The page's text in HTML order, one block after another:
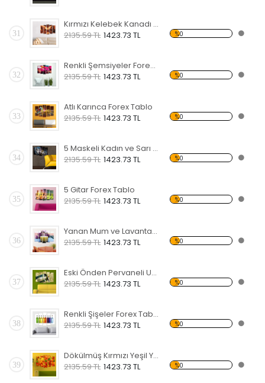
31
Kırmızı Kelebek Kanadı Forex Tablo
2135.59 TL 1423.73 TL %0
32
Renkli Şemsiyeler Forex Tablo
2135.59 TL 1423.73 TL %0
33
Atlı Karınca Forex Tablo
2135.59 TL 1423.73 TL %0
34
5 Maskeli Kadın ve Sarı Koltuk Forex Tablo
2135.59 TL 1423.73 TL %0
35
5 Gitar Forex Tablo
2135.59 TL 1423.73 TL %0
36
Yanan Mum ve Lavanta Forex Tablo
2135.59 TL 1423.73 TL %0
37
Eski Önden Pervaneli Uçak Forex Tablo
2135.59 TL 1423.73 TL %0
38
Renkli Şişeler Forex Tablo
2135.59 TL 1423.73 TL %0
39
Dökülmüş Kırmızı Yeşil Yapraklar Forex Tablo
2135.59 TL 1423.73 TL %0